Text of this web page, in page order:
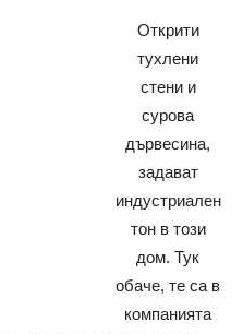
Открити
тухлени
стени и
сурова
дървесина,
задават
индустриален
тон в този
дом. Тук
обаче, те са в
компанията